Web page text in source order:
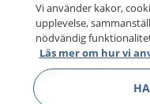
Vi använder kakor,
upplevelse,
nödvändig
Läs mer om hur vi